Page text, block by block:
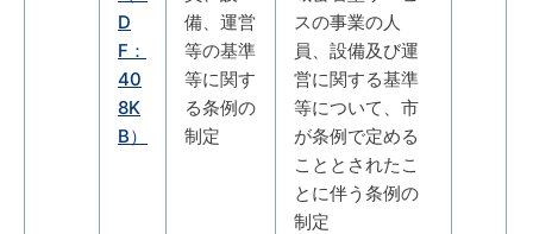
D
F：
40
8K
B）
備、運営
等の基準
等に関す
る条例の
制定
スの事業の人
員、設備及び運
営に関する基準
等について、市
が条例で定める
こととされたこ
とに伴う条例の
制定